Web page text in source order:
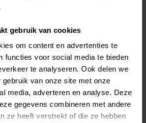
gebruik van cookies
om content en advertenties te
functies voor social media te bieden
te analyseren. Ook delen we
gebruik van onze site met onze
media, adverteren en analyse. Deze
gegevens combineren met andere
ze heeft verstrekt of die ze hebben
FOUNDATION FOR E-